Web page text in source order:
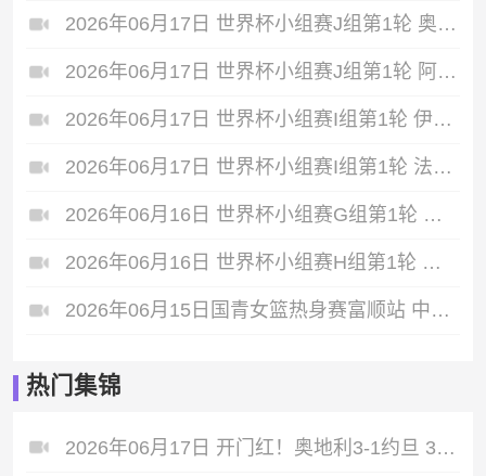
2026年06月17日 世界杯小组赛J组第1轮 奥地利vs约旦 全场录像
2026年06月17日 世界杯小组赛J组第1轮 阿根廷vs阿尔及利亚 全场录像
2026年06月17日 世界杯小组赛I组第1轮 伊拉克vs挪威 全场录像
2026年06月17日 世界杯小组赛I组第1轮 法国vs塞内加尔 全场录像
2026年06月16日 世界杯小组赛G组第1轮 比利时vs埃及 全场录像
2026年06月16日 世界杯小组赛H组第1轮 西班牙vs佛得角 全场录像
2026年06月15日国青女篮热身赛富顺站 中国U17女篮 - 伏伊伏丁那女篮 全场录像
热门集锦
2026年06月17日 开门红！奥地利3-1约旦 37岁阿瑙点射+造乌龙+进球被吹施密德建功